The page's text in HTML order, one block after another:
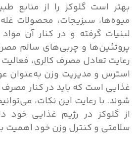
بهتر است گلوکز را از منابع
میوه‌ها، سبزیجات، محصولات
لبنیات گرفته و در کنار آن
پروتئین‌ها و چربی‌های سالم
رعایت تعادل مصرف کالری،
استرس و مدیریت وزن به‌عنوان
غذایی است که باید در کنار مصرف
شوند. با رعایت این نکات،
از گلوکز در رژیم غذایی خود
سلامتی و کنترل وزن خود اهمیت